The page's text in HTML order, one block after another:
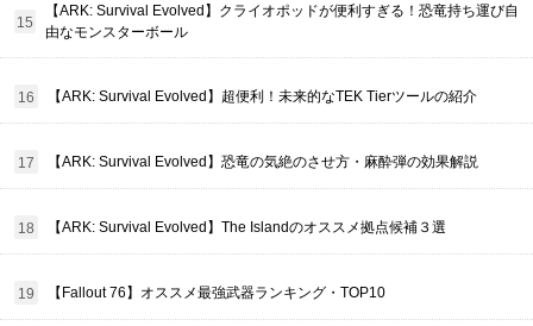
【ARK: Survival Evolved】クライオポッドが便利すぎる！恐竜持ち運び自
由なモンスターボール
【ARK: Survival Evolved】超便利！未来的なTEK Tierツールの紹介
【ARK: Survival Evolved】恐竜の気絶のさせ方・麻酔弾の効果解説
【ARK: Survival Evolved】The Islandのオススメ拠点候補３選
【Fallout 76】オススメ最強武器ランキング・TOP10